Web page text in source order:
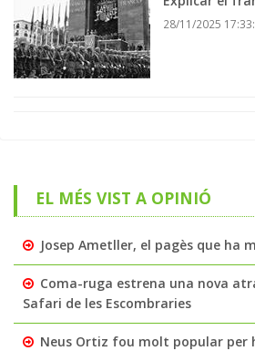
28/11/2025
EL MÉS VIST A OPINIÓ
Josep Ametller, el pagès que ha
Coma-ruga estrena una nova
Safari de les Escombraries
Neus Ortiz fou molt popular per